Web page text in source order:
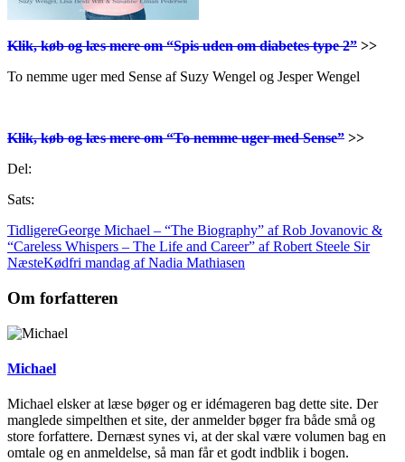
Klik, køb og læs mere om “Spis uden om diabetes type 2” >>
To nemme uger med Sense af Suzy Wengel og Jesper Wengel
Klik, køb og læs mere om “To nemme uger med Sense” >>
Del:
Sats:
TidligereGeorge Michael – “The Biography” af Rob Jovanovic &
“Careless Whispers – The Life and Career” af Robert Steele Sir
NæsteKødfri mandag af Nadia Mathiasen
Om forfatteren
Michael
Michael elsker at læse bøger og er idémageren bag dette site. Der
manglede simpelthen et site, der anmelder bøger fra både små og
store forfattere. Dernæst synes vi, at der skal være volumen bag en
omtale og en anmeldelse, så man får et godt indblik i bogen.